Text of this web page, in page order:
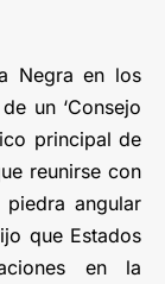
Negra en los
un ‘Consejo
principal de
reunirse con
angular
que Estados
en la